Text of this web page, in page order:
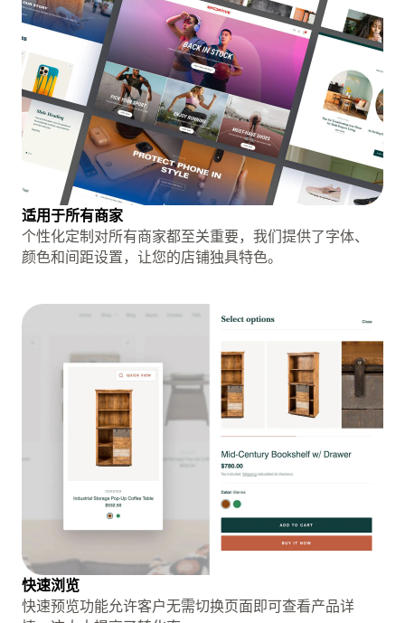
适用于所有商家
个性化定制对所有商家都至关重要，我们提供了字体、
颜色和间距设置，让您的店铺独具特色。
快速浏览
快速预览功能允许客户无需切换页面即可查看产品详